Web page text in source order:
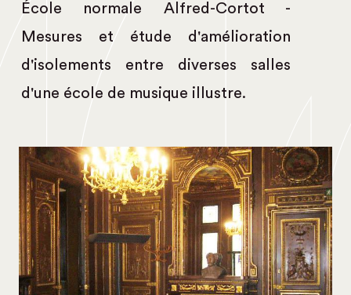
École normale Alfred-Cortot -
Mesures et étude d'amélioration
d'isolements entre diverses salles
d'une école de musique illustre.